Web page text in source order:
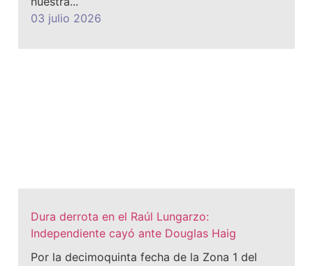
03 julio 2026
Dura derrota en el Raúl Lungarzo:
Independiente cayó ante Douglas Haig
Por la decimoquinta fecha de la Zona 1 del